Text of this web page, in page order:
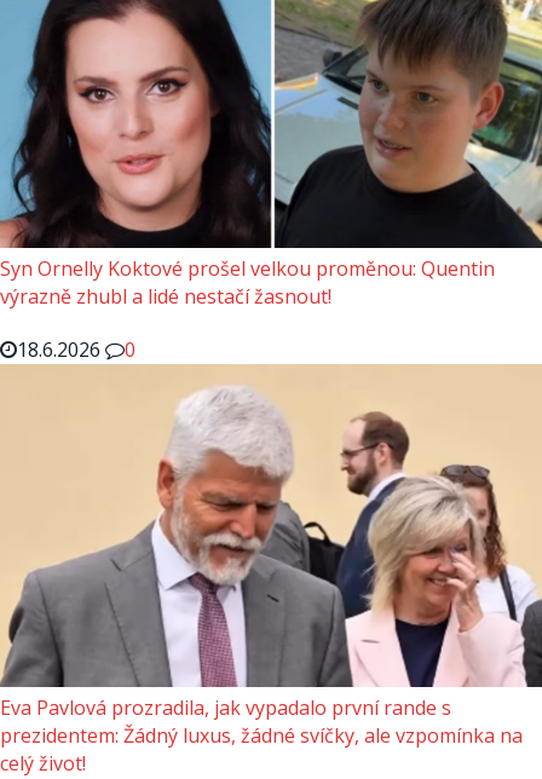
Syn Ornelly Koktové prošel velkou proměnou: Quentin
výrazně zhubl a lidé nestačí žasnout!
18.6.2026
0
Eva Pavlová prozradila, jak vypadalo první rande s
prezidentem: Žádný luxus, žádné svíčky, ale vzpomínka na
celý život!